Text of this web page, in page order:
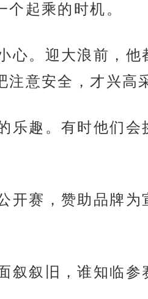
起乘的时机。
心。迎大浪前，
意安全，才兴高
乐趣。有时他们
开赛，赞助品牌
叙叙旧，谁知临参